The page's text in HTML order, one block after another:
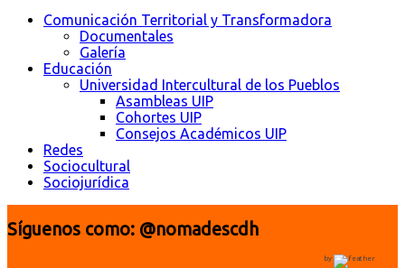
Comunicación Territorial y Transformadora
Documentales
Galería
Educación
Universidad Intercultural de los Pueblos
Asambleas UIP
Cohortes UIP
Consejos Académicos UIP
Redes
Sociocultural
Sociojurídica
Síguenos como: @nomadescdh
by